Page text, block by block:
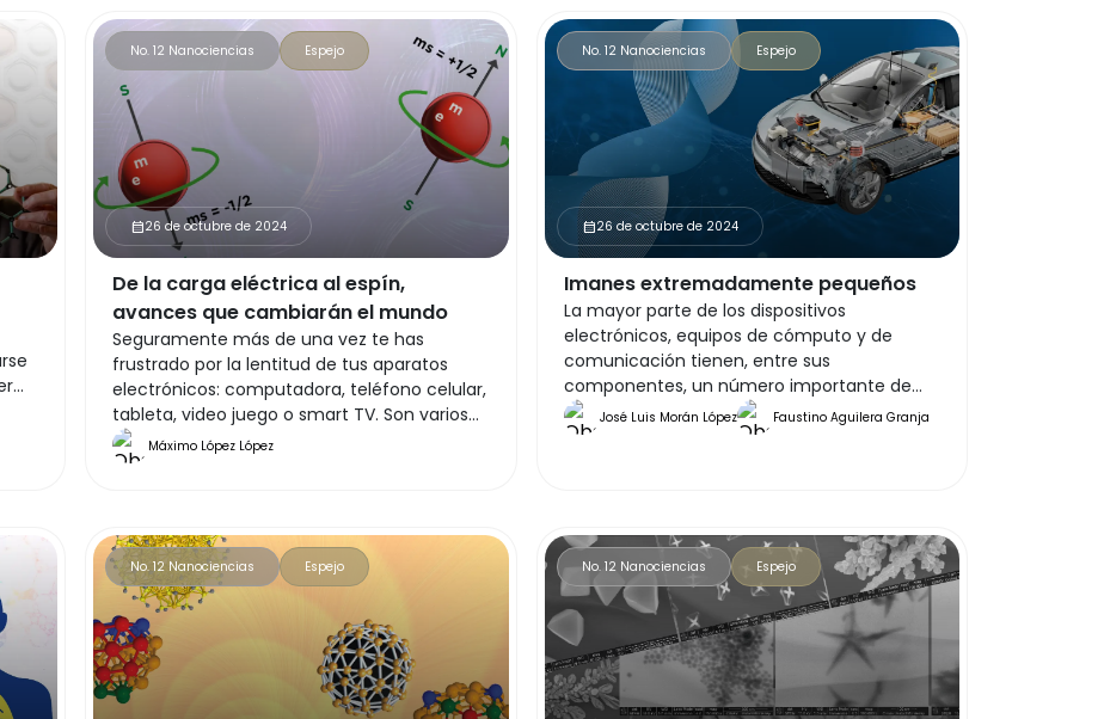
logramos?
No. 12 Nanociencias Espejo
calendar_month26 de octubre de 2024
De la carga eléctrica al espín,
avances que cambiarán el mundo
Seguramente más de una vez te has
frustrado por la lentitud de tus aparatos
electrónicos: computadora, teléfono celular,
tableta, video juego o smart TV. Son varios
los factores que pueden ocasionarla, como
hardware obsoleto, memoria llena, software
en el hardware, especialmente en la unidad
central de procesamiento (CPU, por sus
siglas en inglés), que es el “cerebro” de estos
dispositivos y desempeña un papel crucial
en su velocidad.
Máximo López López
No. 12 Nanociencias Espejo
calendar_month26 de octubre de 2024
Imanes extremadamente pequeños
La mayor parte de los dispositivos
electrónicos, equipos de cómputo y de
comunicación tienen, entre sus
componentes, un número importante de
imanes que realizan diversas funciones. La
miniaturización de los equipos electrónicos y
José Luis Morán López Faustino Aguilera Granja
No. 12 Nanociencias Espejo No. 12 Nanociencias Espejo